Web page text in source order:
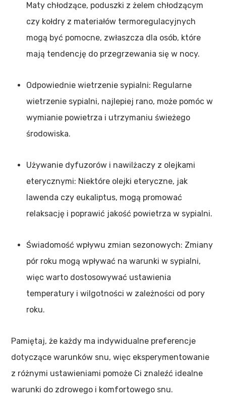
Maty chłodzące, poduszki z żelem chłodzącym
czy kołdry z materiałów termoregulacyjnych
mogą być pomocne, zwłaszcza dla osób, które
mają tendencję do przegrzewania się w nocy.
Odpowiednie wietrzenie sypialni: Regularne
wietrzenie sypialni, najlepiej rano, może pomóc w
wymianie powietrza i utrzymaniu świeżego
środowiska.
Używanie dyfuzorów i nawilżaczy z olejkami
eterycznymi: Niektóre olejki eteryczne, jak
lawenda czy eukaliptus, mogą promować
relaksację i poprawić jakość powietrza w sypialni.
Świadomość wpływu zmian sezonowych: Zmiany
pór roku mogą wpływać na warunki w sypialni,
więc warto dostosowywać ustawienia
temperatury i wilgotności w zależności od pory
roku.
Pamiętaj, że każdy ma indywidualne preferencje
dotyczące warunków snu, więc eksperymentowanie
z różnymi ustawieniami pomoże Ci znaleźć idealne
warunki do zdrowego i komfortowego snu.